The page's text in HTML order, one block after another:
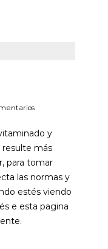
y
resulte más
para tomar
las normas y
estés viendo
e esta pagina